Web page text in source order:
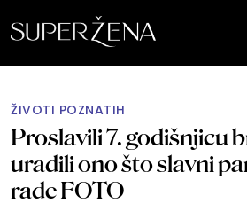
ŽIVOTI POZNATIH
Proslavili 7. godišnjicu
uradili ono što slavni
rade FOTO